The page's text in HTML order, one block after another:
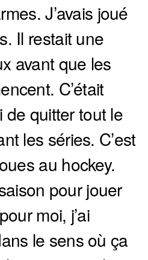
J’avais joué
Il restait une
avant que les
C’était
de quitter tout le
les séries. C’est
au hockey.
pour jouer
moi, j’ai
le sens où ça